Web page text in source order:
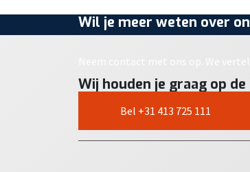
Wil je meer weten over
Neem contact met ons op. We
Bel +31 413 725 111
Wij houden je graag op